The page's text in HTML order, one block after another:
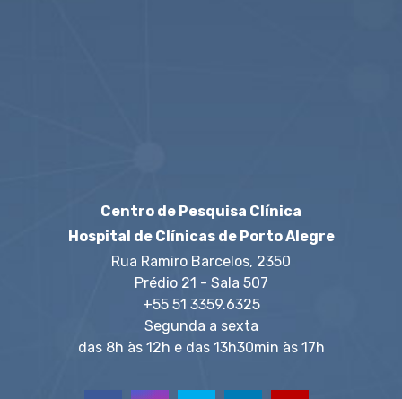
Centro de Pesquisa Clínica
Hospital de Clínicas de Porto Alegre
Rua Ramiro Barcelos, 2350
Prédio 21 - Sala 507
+55 51 3359.6325
Segunda a sexta
das 8h às 12h e das 13h30min às 17h